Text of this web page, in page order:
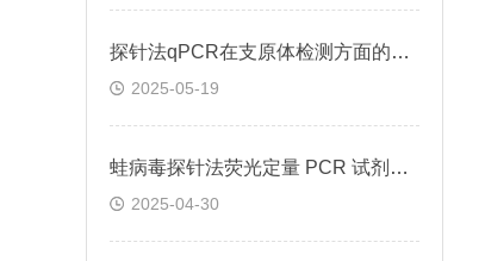
探针法qPCR在支原体检测方面的应用
2025-05-19
蛙病毒探针法荧光定量 PCR 试剂盒定量定性检测
2025-04-30